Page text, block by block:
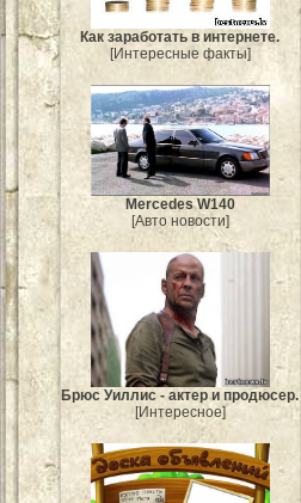
Как заработать в интернете.
[Интересные факты]
Mercedes W140
[Авто новости]
Брюс Уиллис - актер и продюсер.
[Интересное]